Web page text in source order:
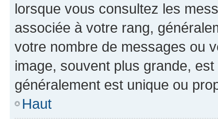
lorsque vous consultez les
associée à votre rang,
votre nombre de messages ou
image, souvent plus grande,
généralement est unique ou
Haut